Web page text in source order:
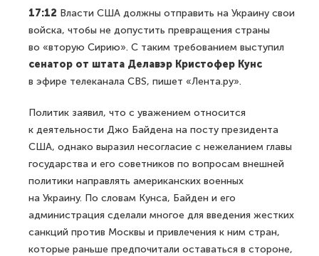
17:12 Власти США должны отправить на Украину свои
войска, чтобы не допустить превращения страны
во «вторую Сирию». С таким требованием выступил
сенатор от штата Делавэр Кристофер Кунс
в эфире телеканала CBS, пишет «Лента.ру».
Политик заявил, что с уважением относится
к деятельности Джо Байдена на посту президента
США, однако выразил несогласие с нежеланием главы
государства и его советников по вопросам внешней
политики направлять американских военных
на Украину. По словам Кунса, Байден и его
администрация сделали многое для введения жестких
санкций против Москвы и привлечения к ним стран,
которые раньше предпочитали оставаться в стороне,